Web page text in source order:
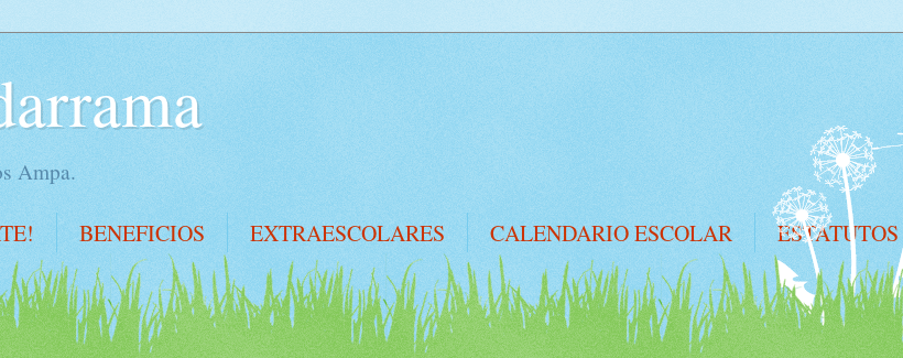
Ampa.
BENEFICIOS EXTRAESCOLARES CALENDARIO ESCOLAR ESTATUTOS